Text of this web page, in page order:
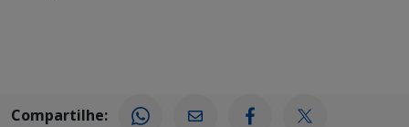
Compartilhe: